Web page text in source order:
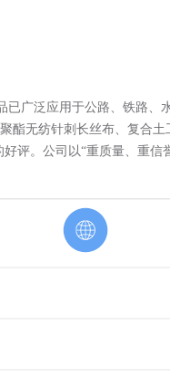
广泛应用于公路、铁路
无纺针刺长丝布、复合
评。公司以“重质量、重